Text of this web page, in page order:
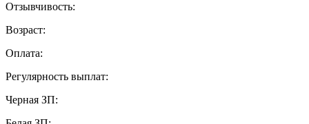
Отзывчивость:
Возраст:
Оплата:
Регулярность выплат:
Черная ЗП: